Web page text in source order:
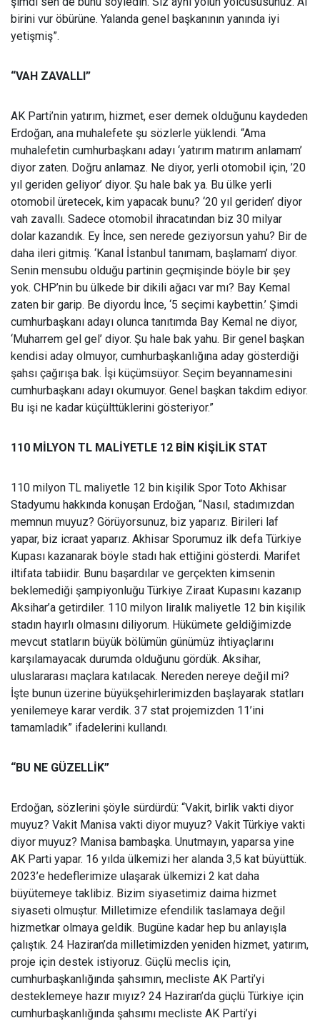
birini vur öbürüne. Yalanda genel başkanının yanında iyi
yetişmiş”.
“VAH ZAVALLI”
AK Parti’nin yatırım, hizmet, eser demek olduğunu kaydeden
Erdoğan, ana muhalefete şu sözlerle yüklendi. “Ama
muhalefetin cumhurbaşkanı adayı ‘yatırım matırım anlamam’
diyor zaten. Doğru anlamaz. Ne diyor, yerli otomobil için, ’20
yıl geriden geliyor’ diyor. Şu hale bak ya. Bu ülke yerli
otomobil üretecek, kim yapacak bunu? ‘20 yıl geriden’ diyor
vah zavallı. Sadece otomobil ihracatından biz 30 milyar
dolar kazandık. Ey İnce, sen nerede geziyorsun yahu? Bir de
daha ileri gitmiş. ‘Kanal İstanbul tanımam, başlamam’ diyor.
Senin mensubu olduğu partinin geçmişinde böyle bir şey
yok. CHP’nin bu ülkede bir dikili ağacı var mı? Bay Kemal
zaten bir garip. Be diyordu İnce, ‘5 seçimi kaybettin.’ Şimdi
cumhurbaşkanı adayı olunca tanıtımda Bay Kemal ne diyor,
‘Muharrem gel gel’ diyor. Şu hale bak yahu. Bir genel başkan
kendisi aday olmuyor, cumhurbaşkanlığına aday gösterdiği
şahsı çağırışa bak. İşi küçümsüyor. Seçim beyannamesini
cumhurbaşkanı adayı okumuyor. Genel başkan takdim ediyor.
Bu işi ne kadar küçülttüklerini gösteriyor.”
110 MİLYON TL MALİYETLE 12 BİN KİŞİLİK STAT
110 milyon TL maliyetle 12 bin kişilik Spor Toto Akhisar
Stadyumu hakkında konuşan Erdoğan, “Nasıl, stadımızdan
memnun muyuz? Görüyorsunuz, biz yaparız. Birileri laf
yapar, biz icraat yaparız. Akhisar Sporumuz ilk defa Türkiye
Kupası kazanarak böyle stadı hak ettiğini gösterdi. Marifet
iltifata tabiidir. Bunu başardılar ve gerçekten kimsenin
beklemediği şampiyonluğu Türkiye Ziraat Kupasını kazanıp
Aksihar’a getirdiler. 110 milyon liralık maliyetle 12 bin kişilik
stadın hayırlı olmasını diliyorum. Hükümete geldiğimizde
mevcut statların büyük bölümün günümüz ihtiyaçlarını
karşılamayacak durumda olduğunu gördük. Aksihar,
uluslararası maçlara katılacak. Nereden nereye değil mi?
İşte bunun üzerine büyükşehirlerimizden başlayarak statları
yenilemeye karar verdik. 37 stat projemizden 11’ini
tamamladık” ifadelerini kullandı.
“BU NE GÜZELLİK”
Erdoğan, sözlerini şöyle sürdürdü: “Vakit, birlik vakti diyor
muyuz? Vakit Manisa vakti diyor muyuz? Vakit Türkiye vakti
diyor muyuz? Manisa bambaşka. Unutmayın, yaparsa yine
AK Parti yapar. 16 yılda ülkemizi her alanda 3,5 kat büyüttük.
2023’e hedeflerimize ulaşarak ülkemizi 2 kat daha
büyütemeye taklibiz. Bizim siyasetimiz daima hizmet
siyaseti olmuştur. Milletimize efendilik taslamaya değil
hizmetkar olmaya geldik. Bugüne kadar hep bu anlayışla
çalıştık. 24 Haziran’da milletimizden yeniden hizmet, yatırım,
proje için destek istiyoruz. Güçlü meclis için,
cumhurbaşkanlığında şahsımın, mecliste AK Parti’yi
desteklemeye hazır mıyız? 24 Haziran’da güçlü Türkiye için
cumhurbaşkanlığında şahsımı mecliste AK Parti’yi